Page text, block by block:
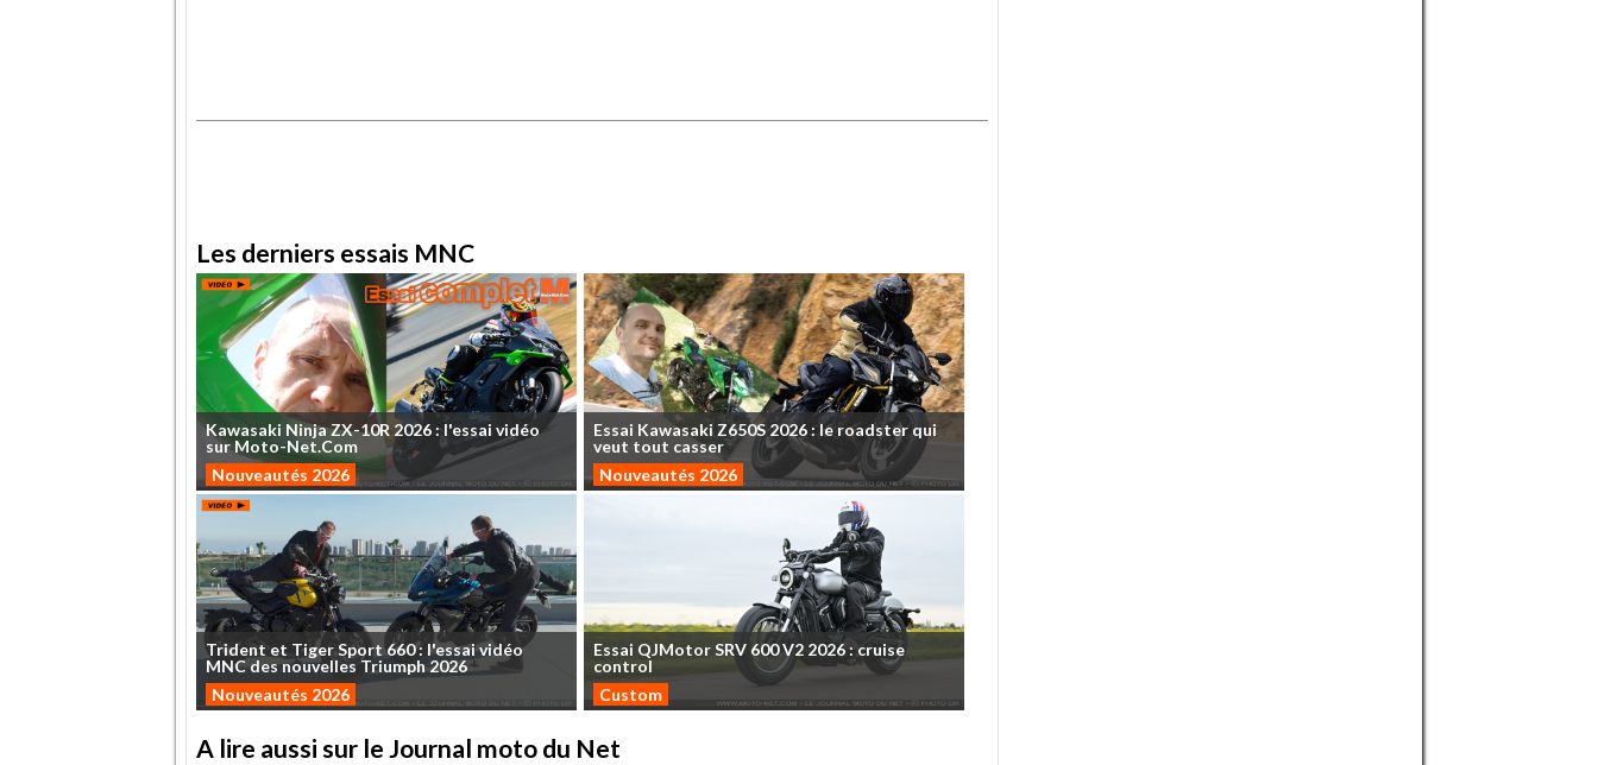
Les derniers essais MNC
Kawasaki NinjaZX-10R 2026 : l'essai vidéo
sur Moto-Net.Com
Nouveautés 2026
Essai Kawasaki Z650S2026:le roadster qui
veut tout casser
Nouveautés 2026
Trident et TigerSport 660: l'essaividéo
MNCdesnouvelles Triumph2026
Nouveautés 2026
Essai QJMotorSRV 600V2 2026: cruise
control
Custom
A lire aussi sur le Journal moto du Net